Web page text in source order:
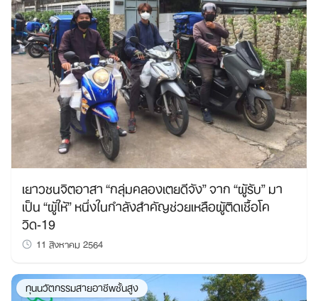
เยาวชนจิตอาสา “กลุ่มคลองเตยดีจัง” จาก “ผู้รับ” มา
เป็น “ผู้ให้” หนึ่งในกำลังสำคัญช่วยเหลือผู้ติดเชื้อโค
วิด-19
11 สิงหาคม 2564
ทุนนวัตกรรมสายอาชีพชั้นสูง